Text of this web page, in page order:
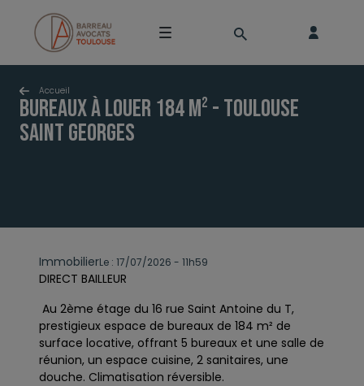
Accueil
Bureaux à louer 184 m² - Toulouse
Saint Georges
ImmobilierLe : 17/07/2026 - 11h59
DIRECT BAILLEUR
Au 2ème étage du 16 rue Saint Antoine du T,
prestigieux espace de bureaux de 184 m² de
surface locative, offrant 5 bureaux et une salle de
réunion, un espace cuisine, 2 sanitaires, une
douche. Climatisation réversible.